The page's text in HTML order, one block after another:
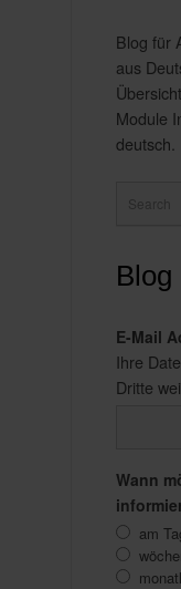
Blog für
aus
Module
deutsch.
Blog
E-Mail
Ihre
Dritte
Wann
am